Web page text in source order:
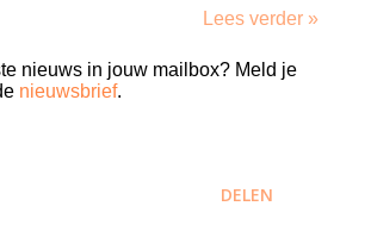
Lees verder »
nieuws in jouw mailbox? Meld je
nieuwsbrief.
DELEN